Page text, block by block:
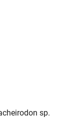
sp.